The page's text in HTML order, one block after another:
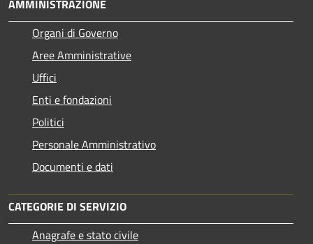
AMMINISTRAZIONE
Organi di Governo
Aree Amministrative
Uffici
Enti e fondazioni
Politici
Personale Amministrativo
Documenti e dati
CATEGORIE DI SERVIZIO
Anagrafe e stato civile